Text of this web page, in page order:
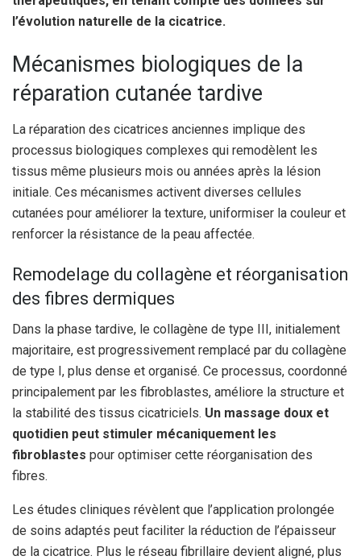
l’évolution naturelle de la cicatrice.
Mécanismes biologiques de la
réparation cutanée tardive
La réparation des cicatrices anciennes implique des
processus biologiques complexes qui remodèlent les
tissus même plusieurs mois ou années après la lésion
initiale. Ces mécanismes activent diverses cellules
cutanées pour améliorer la texture, uniformiser la couleur et
renforcer la résistance de la peau affectée.
Remodelage du collagène et réorganisation
des fibres dermiques
Dans la phase tardive, le collagène de type III, initialement
majoritaire, est progressivement remplacé par du collagène
de type I, plus dense et organisé. Ce processus, coordonné
principalement par les fibroblastes, améliore la structure et
la stabilité des tissus cicatriciels. Un massage doux et
quotidien peut stimuler mécaniquement les
fibroblastes pour optimiser cette réorganisation des
fibres.
Les études cliniques révèlent que l’application prolongée
de soins adaptés peut faciliter la réduction de l’épaisseur
de la cicatrice. Plus le réseau fibrillaire devient aligné, plus